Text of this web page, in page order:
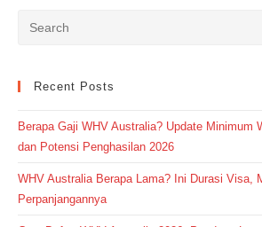
Recent Posts
Berapa Gaji WHV Australia? Update Minimum
dan Potensi Penghasilan 2026
WHV Australia Berapa Lama? Ini Durasi Visa,
Perpanjangannya